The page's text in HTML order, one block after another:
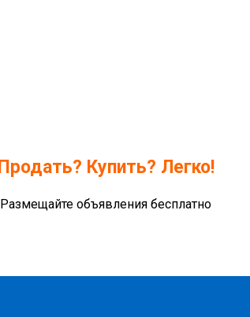
Продать? Купить? Легко!
Размещайте объявления бесплатно